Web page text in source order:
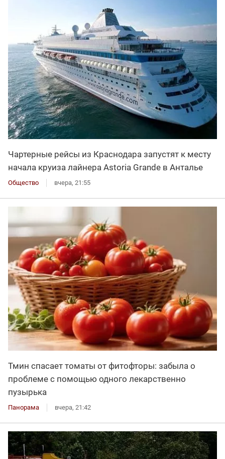
Чартерные рейсы из Краснодара запустят к месту
начала круиза лайнера Astoria Grande в Анталье
Общество вчера, 21:55
Тмин спасает томаты от фитофторы: забыла о
проблеме с помощью одного лекарственно
пузырька
Панорама вчера, 21:42